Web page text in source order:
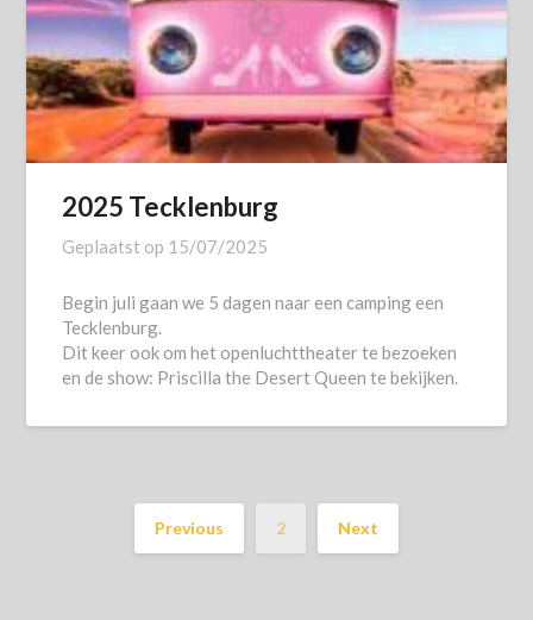
2025 Tecklenburg
Geplaatst op 15/07/2025
Begin juli gaan we 5 dagen naar een camping een
Tecklenburg.
Dit keer ook om het openluchttheater te bezoeken
en de show: Priscilla the Desert Queen te bekijken.
Previous 2 Next